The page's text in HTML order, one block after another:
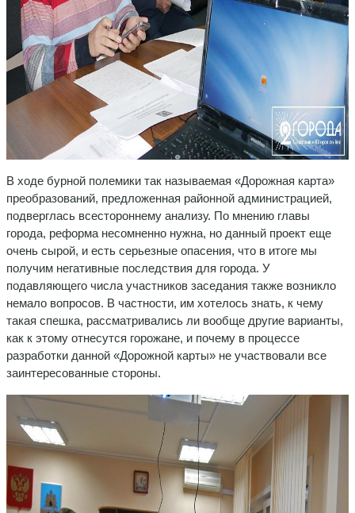
В ходе бурной полемики так называемая «Дорожная карта»
преобразований, предложенная районной администрацией,
подверглась всестороннему анализу. По мнению главы
города, реформа несомненно нужна, но данный проект еще
очень сырой, и есть серьезные опасения, что в итоге мы
получим негативные последствия для города. У
подавляющего числа участников заседания также возникло
немало вопросов. В частности, им хотелось знать, к чему
такая спешка, рассматривались ли вообще другие варианты,
как к этому отнесутся горожане, и почему в процессе
разработки данной «Дорожной карты» не участвовали все
заинтересованные стороны.